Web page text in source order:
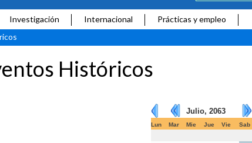
Investigación Internacional
Prácticas y empleo
Históricos
Julio, 2063
Lun Mar Mie Jue Vie Sab